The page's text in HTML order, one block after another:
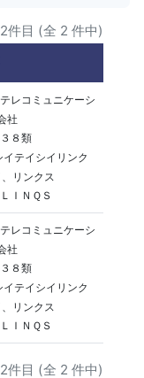
件目 (全 2 件中)
レコミュニケーシ
社
８類
テイシイリンク
リンクス
ＩＮＱＳ
レコミュニケーシ
社
８類
テイシイリンク
リンクス
ＩＮＱＳ
件目 (全 2 件中)